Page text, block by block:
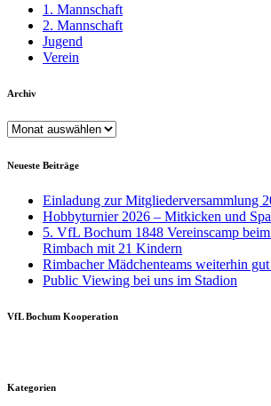
1. Mannschaft
2. Mannschaft
Jugend
Verein
Archiv
Archiv
Neueste Beiträge
Einladung zur Mitgliederversammlung
Hobbyturnier 2026 – Mitkicken und
5. VfL Bochum 1848 Vereinscamp
Rimbach mit 21 Kindern
Rimbacher Mädchenteams weiterhin
Public Viewing bei uns im Stadion
VfL Bochum Kooperation
Kategorien